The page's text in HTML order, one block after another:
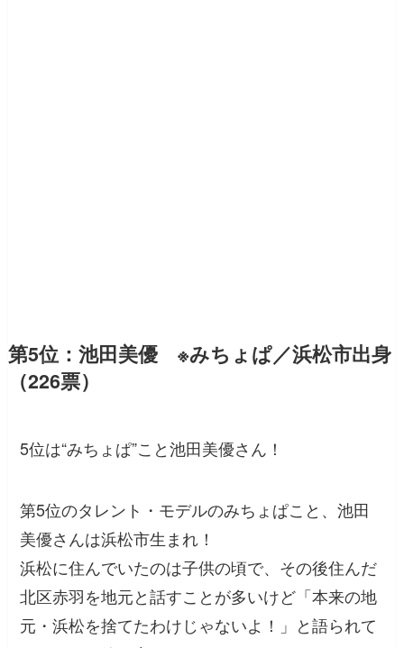
第5位：池田美優 ※みちょぱ／浜松市出身
（226票）
5位は“みちょぱ”こと池田美優さん！
第5位のタレント・モデルのみちょぱこと、池田
美優さんは浜松市生まれ！
浜松に住んでいたのは子供の頃で、その後住んだ
北区赤羽を地元と話すことが多いけど「本来の地
元・浜松を捨てたわけじゃないよ！」と語られて